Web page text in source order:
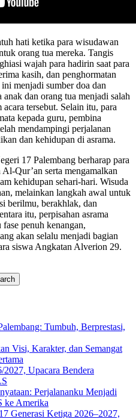
hati ketika para wisudawan
orang tua mereka. Tangis
wajah para hadirin saat para
kasih, dan penghormatan
menjadi sumber doa dan
dan orang tua menjadi salah
tersebut. Selain itu, para
kepada guru, pembina
mendampingi perjalanan
dan kehidupan di asrama.
17 Palembang berharap para
Qur’an serta mengamalkan
kehidupan sehari-hari. Wisuda
melainkan langkah awal untuk
berilmu, berakhlak, dan
itu, perpisahan asrama
penuh kenangan,
akan selalu menjadi bagian
siswa Angkatan Alverion 29.
Tumbuh, Berprestasi,
Visi, Karakter, dan Semangat
Upacara Bendera
Perjalananku Menjadi
ke Amerika
Generasi Ketiga 2026–2027,